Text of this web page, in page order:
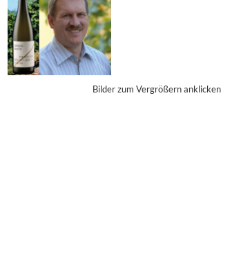
Bilder zum Vergrößern anklicken